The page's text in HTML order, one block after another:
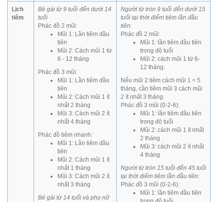
Lịch
tiêm
Bé gái từ 9 tuổi đến dưới 14
tuổi
Phác đồ 2 mũi:
Mũi 1: Lần tiêm đầu
tiên
Mũi 2: Cách mũi 1 từ
6 - 12 tháng
Phác đồ 3 mũi:
Mũi 1: Lần tiêm đầu
tiên
Mũi 2: Cách mũi 1 ít
nhất 2 tháng
Mũi 3: Cách mũi 2 ít
nhất 4 tháng
Phác đồ tiêm nhanh:
Mũi 1: Lần tiêm đầu
tiên
Mũi 2: Cách mũi 1 ít
nhất 1 tháng
Mũi 3: Cách mũi 2 ít
nhất 3 tháng
Bé gái từ 14 tuổi và phụ nữ
Người từ tròn 9 tuổi đến dưới 15
tuổi tại thời điểm tiêm lần đầu
tiên:
Phác đồ 2 mũi:
Mũi 1: lần tiêm đầu tiên
trong độ tuổi
Mũi 2: cách mũi 1 từ 6-
12 tháng.
Nếu mũi 2 tiêm cách mũi 1 < 5
tháng, cần tiêm mũi 3 cách mũi
2 ít nhất 3 tháng.
Phác đồ 3 mũi (0-2-6):
Mũi 1: lần tiêm đầu tiên
trong độ tuổi
Mũi 2: cách mũi 1 ít nhất
2 tháng
Mũi 3: cách mũi 2 ít nhất
4 tháng
Người từ tròn 15 tuổi đến 45 tuổi
tại thời điểm tiêm lần đầu tiên:
Phác đồ 3 mũi (0-2-6):
Mũi 1: lần tiêm đầu tiên